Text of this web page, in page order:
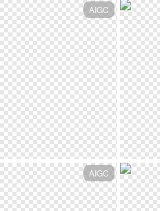
AIGC
AIGC